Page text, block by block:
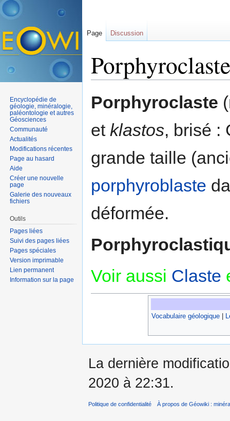
Porphyroclaste
Porphyroclaste
et klastos, brisé :
grande taille
porphyroblaste
déformée.
Voir aussi Claste
Vocabulaire géologique|
Page Discussion
Encyclopédie de
géologie, minéralogie,
paléontologie et autres
Géosciences
Communauté
Actualités
Modifications récentes
Page au hasard
Aide
Créer une nouvelle
page
Galerie des nouveaux
fichiers
Outils
Pages liées
Suivi des pages liées
Pages spéciales
Version imprimable
Lien permanent
Information sur la page
La dernière
2020 à 22:31.
Politique de confidentialité À propos de Géowiki :